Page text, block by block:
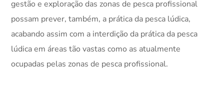
gestão e exploração das zonas de pesca profissional
possam prever, também, a prática da pesca lúdica,
acabando assim com a interdição da prática da pesca
lúdica em áreas tão vastas como as atualmente
ocupadas pelas zonas de pesca profissional.